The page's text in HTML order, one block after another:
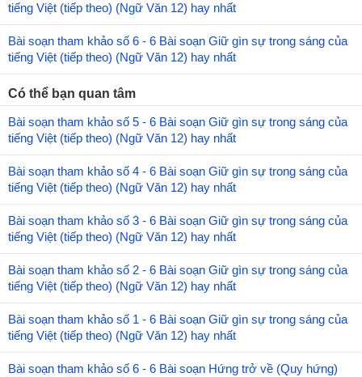
tiếng Việt (tiếp theo) (Ngữ Văn 12) hay nhất
Bài soạn tham khảo số 6 - 6 Bài soạn Giữ gìn sự trong sáng của
tiếng Việt (tiếp theo) (Ngữ Văn 12) hay nhất
Có thể bạn quan tâm
Bài soạn tham khảo số 5 - 6 Bài soạn Giữ gìn sự trong sáng của
tiếng Việt (tiếp theo) (Ngữ Văn 12) hay nhất
Bài soạn tham khảo số 4 - 6 Bài soạn Giữ gìn sự trong sáng của
tiếng Việt (tiếp theo) (Ngữ Văn 12) hay nhất
Bài soạn tham khảo số 3 - 6 Bài soạn Giữ gìn sự trong sáng của
tiếng Việt (tiếp theo) (Ngữ Văn 12) hay nhất
Bài soạn tham khảo số 2 - 6 Bài soạn Giữ gìn sự trong sáng của
tiếng Việt (tiếp theo) (Ngữ Văn 12) hay nhất
Bài soạn tham khảo số 1 - 6 Bài soạn Giữ gìn sự trong sáng của
tiếng Việt (tiếp theo) (Ngữ Văn 12) hay nhất
Bài soạn tham khảo số 6 - 6 Bài soạn Hứng trở về (Quy hứng)